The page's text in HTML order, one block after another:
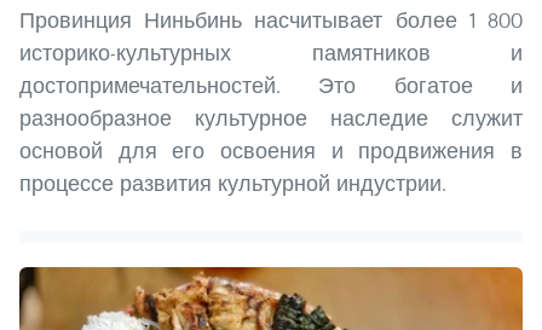
Провинция Ниньбинь насчитывает более 1 800
историко-культурных памятников и
достопримечательностей. Это богатое и
разнообразное культурное наследие служит
основой для его освоения и продвижения в
процессе развития культурной индустрии.